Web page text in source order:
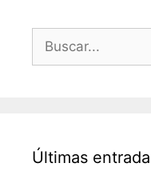
Últimas